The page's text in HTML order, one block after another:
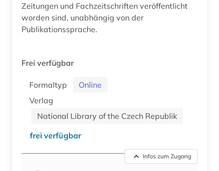
Zeitungen und Fachzeitschriften veröffentlicht
worden sind, unabhängig von der
Publikationssprache.
Frei verfügbar
Formaltyp
Online
Verlag
National Library of the Czech Republik
frei verfügbar
Infos zum Zugang